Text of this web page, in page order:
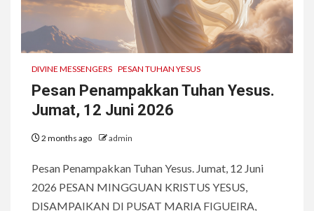
DIVINE MESSENGERS PESAN TUHAN YESUS
Pesan Penampakkan Tuhan Yesus.
Jumat, 12 Juni 2026
2 months ago admin
Pesan Penampakkan Tuhan Yesus. Jumat, 12 Juni
2026 PESAN MINGGUAN KRISTUS YESUS,
DISAMPAIKAN DI PUSAT MARIA FIGUEIRA,